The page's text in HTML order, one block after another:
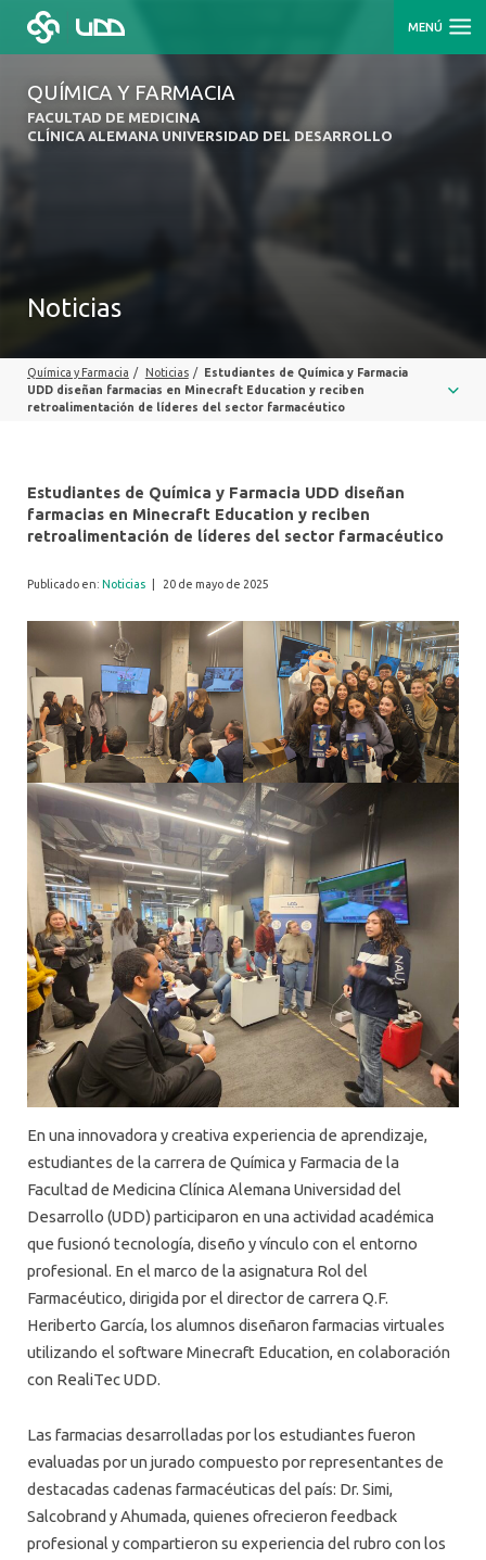
MENÚ
QUÍMICA Y FARMACIA
FACULTAD DE MEDICINA
CLÍNICA ALEMANA UNIVERSIDAD DEL DESARROLLO
Noticias
Química y Farmacia / Noticias / Estudiantes de Química y Farmacia
UDD diseñan farmacias en Minecraft Education y reciben
retroalimentación de líderes del sector farmacéutico
Estudiantes de Química y Farmacia UDD diseñan
farmacias en Minecraft Education y reciben
retroalimentación de líderes del sector farmacéutico
Publicado en: Noticias 20 de mayo de 2025
En una innovadora y creativa experiencia de aprendizaje,
estudiantes de la carrera de Química y Farmacia de la
Facultad de Medicina Clínica Alemana Universidad del
Desarrollo (UDD) participaron en una actividad académica
que fusionó tecnología, diseño y vínculo con el entorno
profesional. En el marco de la asignatura Rol del
Farmacéutico, dirigida por el director de carrera Q.F.
Heriberto García, los alumnos diseñaron farmacias virtuales
utilizando el software Minecraft Education, en colaboración
con RealiTec UDD.
Las farmacias desarrolladas por los estudiantes fueron
evaluadas por un jurado compuesto por representantes de
destacadas cadenas farmacéuticas del país: Dr. Simi,
Salcobrand y Ahumada, quienes ofrecieron feedback
profesional y compartieron su experiencia del rubro con los